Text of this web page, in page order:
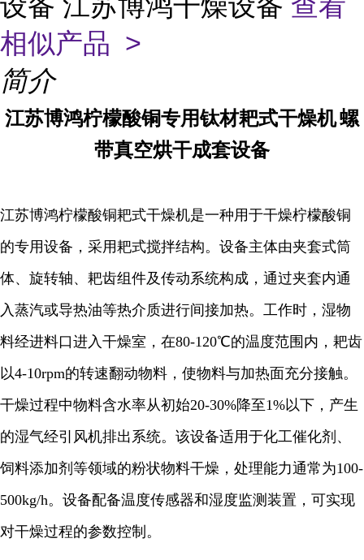
相似产品 >
简介
江苏博鸿柠檬酸铜专用钛材耙式干燥机螺
带真空烘干成套设备
江苏博鸿柠檬酸铜耙式干燥机是一种用于干燥柠檬酸铜
的专用设备，采用耙式搅拌结构。设备主体由夹套式筒
体、旋转轴、耙齿组件及传动系统构成，通过夹套内通
入蒸汽或导热油等热介质进行间接加热。工作时，湿物
料经进料口进入干燥室，在80-120℃的温度范围内，耙齿
以4-10rpm的转速翻动物料，使物料与加热面充分接触。
干燥过程中物料含水率从初始20-30%降至1%以下，产生
的湿气经引风机排出系统。该设备适用于化工催化剂、
饲料添加剂等领域的粉状物料干燥，处理能力通常为100-
500kg/h。设备配备温度传感器和湿度监测装置，可实现
对干燥过程的参数控制。